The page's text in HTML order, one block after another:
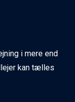
i mere end
kan tælles